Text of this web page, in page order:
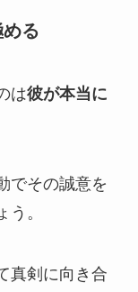
る
は彼が本当に
でその誠意を
。
真剣に向き合